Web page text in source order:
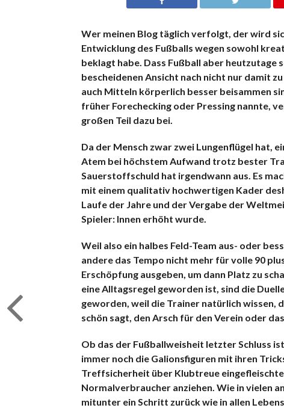
Wer meinen Blog täglich verfolgt, der wird
Entwicklung des Fußballs wegen sowohl
beklagt habe. Dass Fußball aber heutzutage
bescheidenen Ansicht nach nicht nur damit
auch Mitteln körperlich besser beisammen
früher Forechecking oder Pressing nannte,
großen Teil dazu bei.
Da der Mensch zwar zwei Lungenflügel hat,
Atem bei höchstem Aufwand trotz bester
Sauerstoffschuld hat irgendwann aus. Es
mit einem qualitativ hochwertigen Kader
Laufe der Jahre und der Vergabe der
Spieler: Innen erhöht wurde.
Weil also ein halbes Feld-Team aus- oder
andere das Tempo nicht mehr für volle 90
Erschöpfung ausgeben, um dann Platz zu
eine Alltagsregel geworden ist, sind die
geworden, weil die Trainer natürlich wissen,
schön sagt, den Arsch für den Verein oder
Ob das der Fußballweisheit letzter Schluss
immer noch die Galionsfiguren mit ihren
Treffsicherheit über Klubtreue
Normalverbraucher anziehen. Wie in vielen
mitunter ein Schritt zurück wie in allen